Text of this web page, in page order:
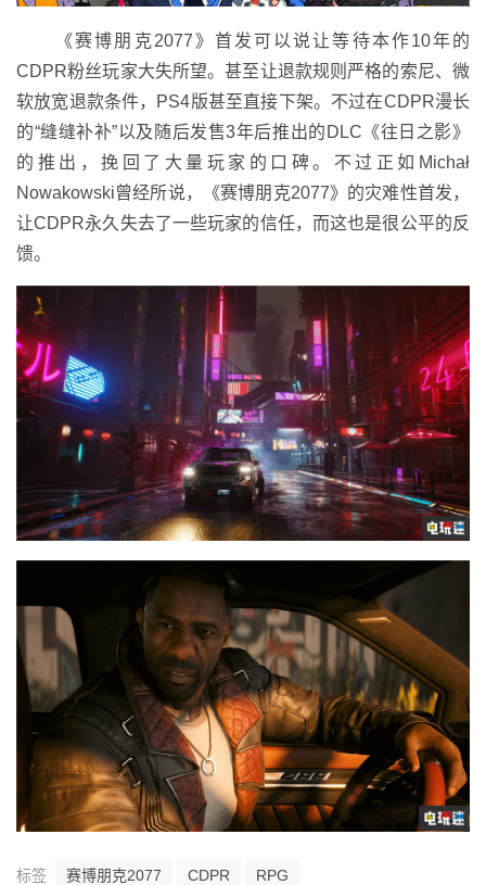
《赛博朋克2077》首发可以说让等待本作10年的
CDPR粉丝玩家大失所望。甚至让退款规则严格的索尼、微
软放宽退款条件，PS4版甚至直接下架。不过在CDPR漫长
的“缝缝补补”以及随后发售3年后推出的DLC《往日之影》
的推出，挽回了大量玩家的口碑。不过正如Michał
Nowakowski曾经所说，《赛博朋克2077》的灾难性首发，
让CDPR永久失去了一些玩家的信任，而这也是很公平的反
馈。
标签 赛博朋克2077 CDPR RPG